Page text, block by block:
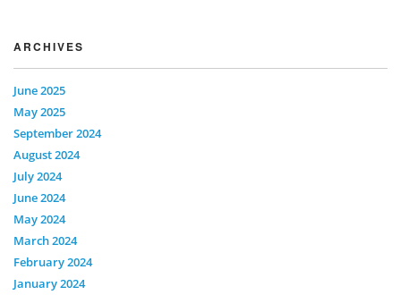
ARCHIVES
June 2025
May 2025
September 2024
August 2024
July 2024
June 2024
May 2024
March 2024
February 2024
January 2024